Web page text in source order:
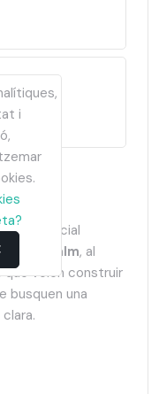
cases
residencial
Sacalm, al
que volen construir
busquen una
i